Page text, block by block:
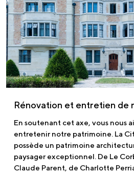
Rénovation et entretien de
En soutenant cet axe, vous nous
entretenir notre patrimoine. La
possède un patrimoine
paysager exceptionnel. De Le
Claude Parent, de Charlotte